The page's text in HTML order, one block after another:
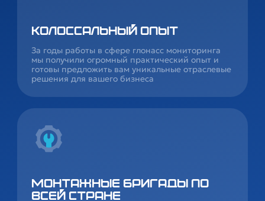
Колоссальный опыт
За годы работы в сфере глонасс мониторинга
мы получили огромный практический опыт и
готовы предложить вам уникальные отраслевые
решения для вашего бизнеса
Монтажные бригады по
всей стране